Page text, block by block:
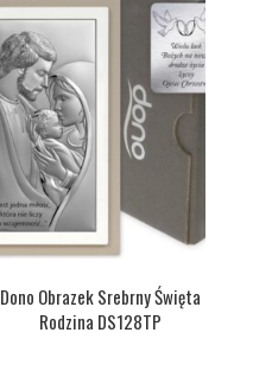
Dono Obrazek Srebrny Święta
Rodzina DS128TP